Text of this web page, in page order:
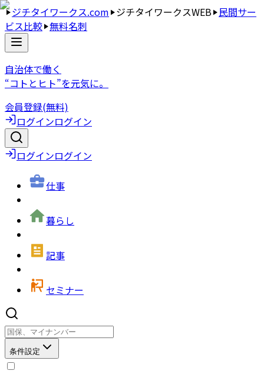
ジチタイワークス.com ジチタイワークスWEB 民間サー
ビス比較 無料名刺
自治体で働く
“コトとヒト”を元気に。
会員登録(無料)
ログインログイン
ログインログイン
仕事
暮らし
記事
セミナー
条件設定